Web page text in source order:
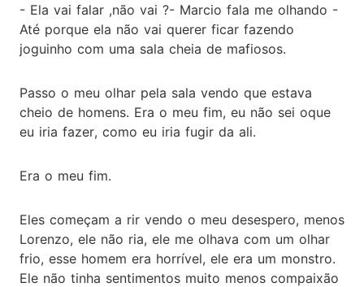
- Ela vai falar ,não vai ?- Marcio fala me olhando -
Até porque ela não vai querer ficar fazendo
joguinho com uma sala cheia de mafiosos.
Passo o meu olhar pela sala vendo que estava
cheio de homens. Era o meu fim, eu não sei oque
eu iria fazer, como eu iria fugir da ali.
Era o meu fim.
Eles começam a rir vendo o meu desespero, menos
Lorenzo, ele não ria, ele me olhava com um olhar
frio, esse homem era horrível, ele era um monstro.
Ele não tinha sentimentos muito menos compaixão